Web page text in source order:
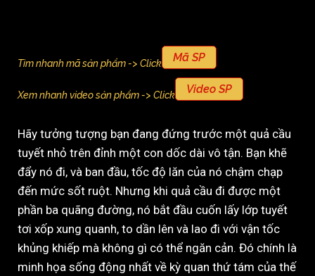
Tìm nhanh mã sản phẩm -> Click Mã SP
Xem nhanh video sản phẩm -> Click Video SP
Hãy tưởng tượng bạn đang đứng trước một quả cầu
tuyết nhỏ trên đỉnh một con dốc dài vô tận. Bạn khẽ
đẩy nó đi, và ban đầu, tốc độ lăn của nó chậm chạp
đến mức sốt ruột. Nhưng khi quả cầu đi được một
phần ba quãng đường, nó bắt đầu cuốn lấy lớp tuyết
tơi xốp xung quanh, to dần lên và lao đi với vận tốc
khủng khiếp mà không gì có thể ngăn cản. Đó chính là
minh họa sống động nhất về kỳ quan thứ tám của thế